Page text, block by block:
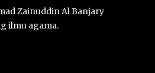
Zainuddin Al Banjary
ilmu agama.